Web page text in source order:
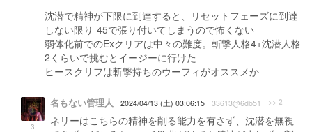
沈潜で精神が下限に到達すると、リセットフェーズに到達
しない限り-45で張り付いてしまうので怖くない
弱体化前でのExクリアは中々の難度。斬撃人格4+沈潜人格
2くらいで挑むとイージーに行けた
ヒースクリフは斬撃持ちのウーフィがオススメか
3
名もない管理人 2024/04/13 (土) 03:06:15 33613@6db51 >> 2
ネリーはこちらの精神を削る能力を有さず、沈潜を無視